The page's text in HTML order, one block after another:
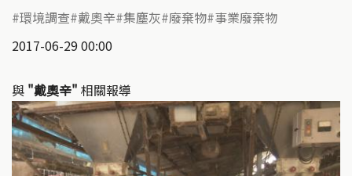
環境調查 戴奧辛 集塵灰 廢棄物 事業廢棄物
2017-06-29 00:00
與 "戴奧辛" 相關報導